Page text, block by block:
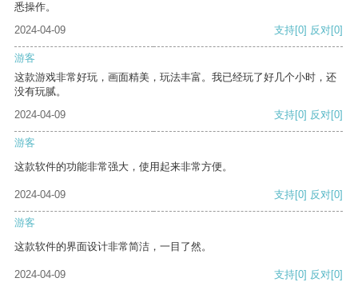
悉操作。
2024-04-09
支持[0] 反对[0]
游客
这款游戏非常好玩，画面精美，玩法丰富。我已经玩了好几个小时，还
没有玩腻。
2024-04-09
支持[0] 反对[0]
游客
这款软件的功能非常强大，使用起来非常方便。
2024-04-09 支持[0] 反对[0]
游客
这款软件的界面设计非常简洁，一目了然。
2024-04-09 支持[0] 反对[0]